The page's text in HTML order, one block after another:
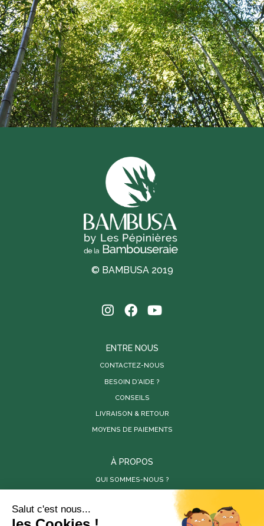
© BAMBUSA 2019
ENTRE NOUS
CONTACTEZ-NOUS
BESOIN D'AIDE ?
CONSEILS
LIVRAISON & RETOUR
MOYENS DE PAIEMENTS
À PROPOS
QUI SOMMES-NOUS ?